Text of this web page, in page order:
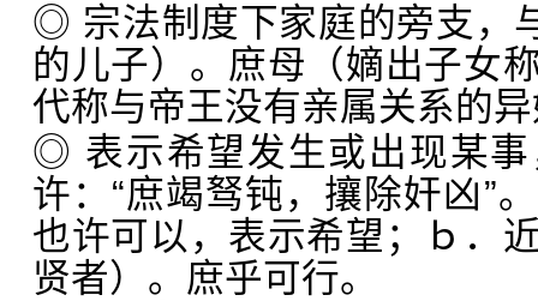
◎ 宗法制度下家庭的旁支，
的儿子）。庶母（嫡出子女
代称与帝王没有亲属关系的
◎ 表示希望发生或出现某
许：“庶竭驽钝，攘除奸凶”
也许可以，表示希望；ｂ．
贤者）。庶乎可行。